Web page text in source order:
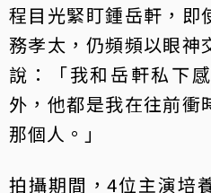
程目光緊盯鍾岳軒，即
務孝太，仍頻頻以眼神
說：「我和岳軒私下
外，他都是我在往前衝
那個人。」
拍攝期間，4位主演培